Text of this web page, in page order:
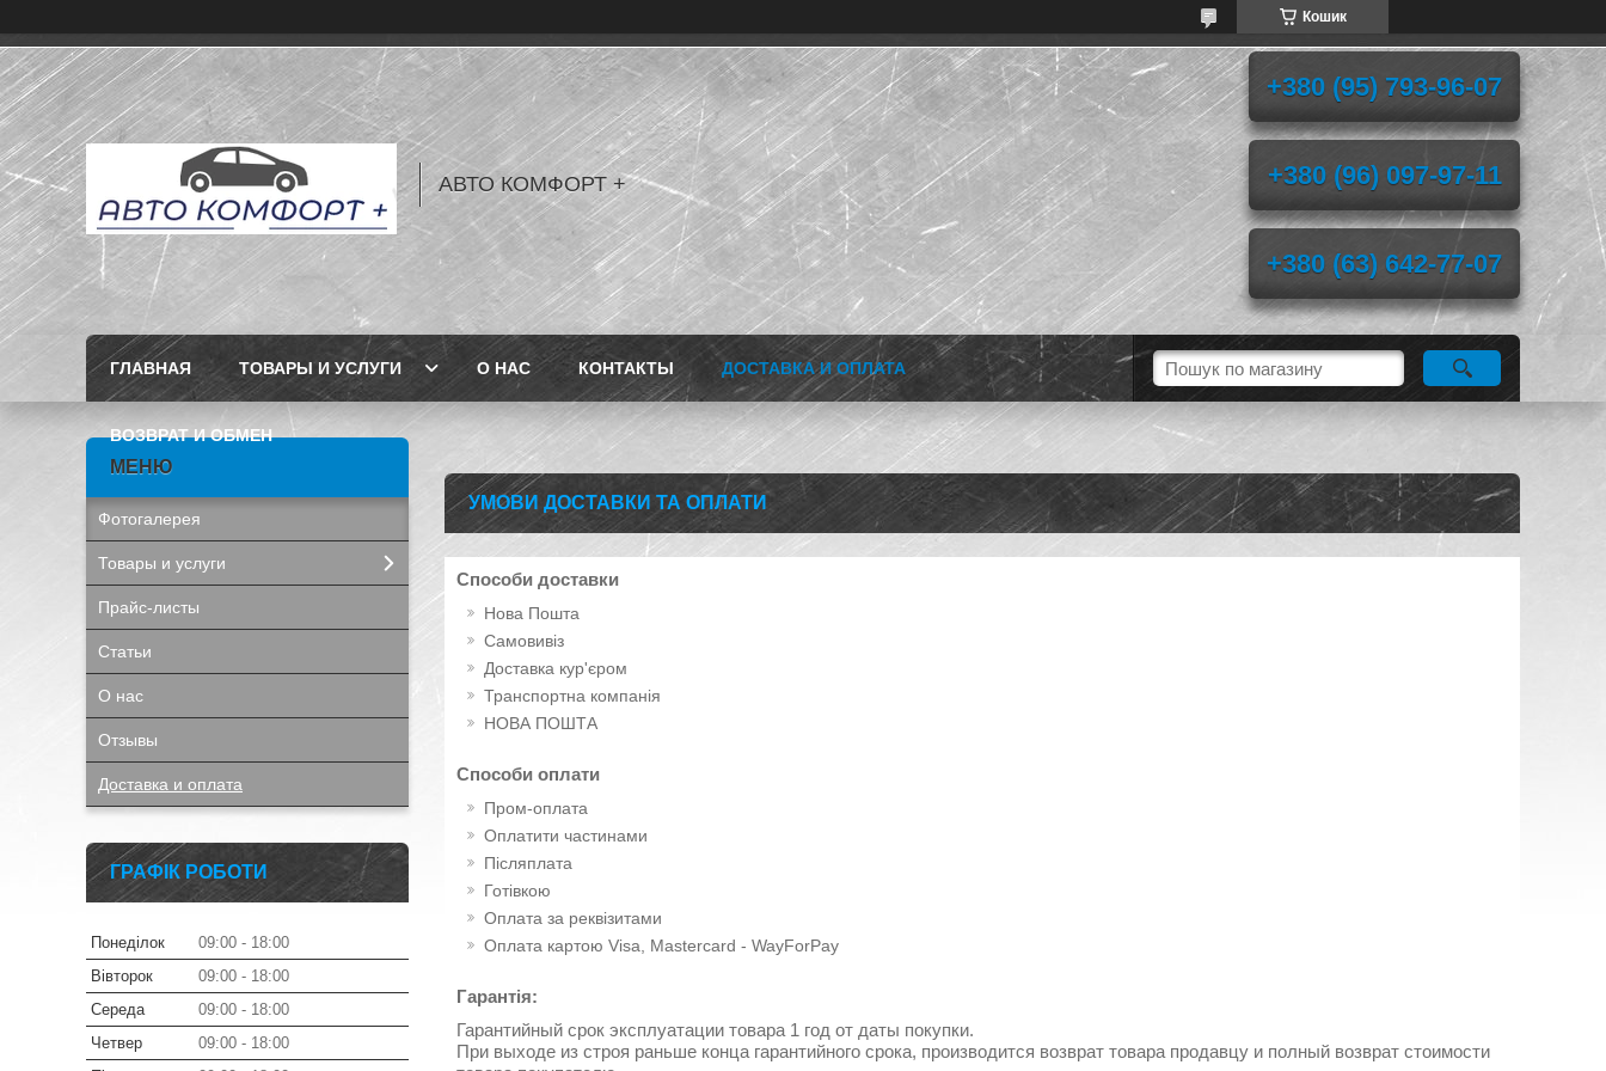
Кошик
АВТО КОМФОРТ +
+380 (95) 793-96-07
+380 (96) 097-97-11
+380 (63) 642-77-07
ГЛАВНАЯ ТОВАРЫ И УСЛУГИ О НАС КОНТАКТЫ ДОСТАВКА И ОПЛАТА
ВОЗВРАТ И ОБМЕН
УМОВИ ДОСТАВКИ ТА ОПЛАТИ
Способи доставки
Нова Пошта
Самовивіз
Доставка кур'єром
Транспортна компанія
НОВА ПОШТА
Способи оплати
Пром-оплата
Оплатити частинами
Післяплата
Готівкою
Оплата за реквізитами
Оплата картою Visa, Mastercard - WayForPay
Гарантія:
Гарантийный срок эксплуатации товара 1 год от даты покупки.
При выходе из строя раньше конца гарантийного срока, производится возврат товара продавцу и полный возврат стоимости
Фотогалерея
Товары и услуги
Прайс-листы
Статьи
О нас
Отзывы
Доставка и оплата
ГРАФІК РОБОТИ
Понеділок 09:00
18:00
Вівторок
09:00
18:00
Середа
09:00
18:00
Четвер
09:00
18:00